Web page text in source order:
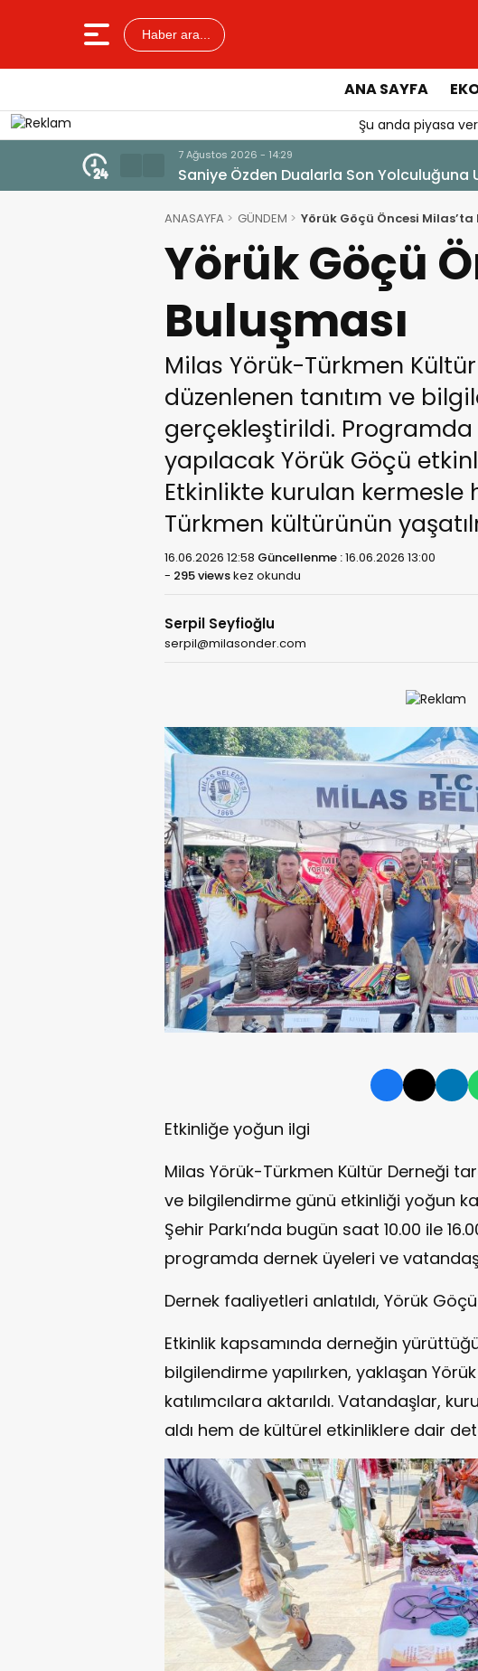
Haber ara...
ANA SAYFA
Şu anda piyasa
7 Ağustos 2026 - 14:14
Tercih Döneminde Barınma Telaşı
ANASAYFA GÜNDEM Yörük Göçü Öncesi Milas’ta
Yörük Göçü
Buluşması
Milas Yörük-Türkmen
düzenlenen tanıtım ve
gerçekleştirildi. Programda
yapılacak Yörük Göçü
Etkinlikte kurulan
Türkmen kültürünün
16.06.2026 12:58 Güncellenme :16.06.2026 13:00
- 295 viewskez okundu
Serpil Seyfioğlu
serpil@milasonder.com
Etkinliğe yoğun ilgi
Milas Yörük-Türkmen Kültür Derneği
ve bilgilendirme günü etkinliği yoğun
Şehir Parkı’nda bugün saat 10.00 ile
programda dernek üyeleri ve
Dernek faaliyetleri anlatıldı, Yörük Göçü
Etkinlik kapsamında derneğin
bilgilendirme yapılırken, yaklaşan
katılımcılara aktarıldı. Vatandaşlar,
aldı hem de kültürel etkinliklere dair